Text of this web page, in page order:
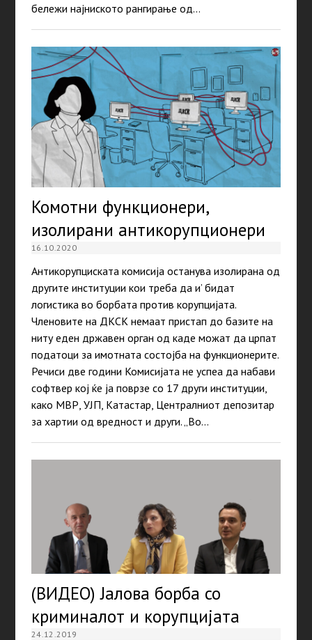
бележи најниското рангирање од…
Комотни функционери,
изолирани антикорупционери
16.10.2020
Антикорупциската комисија останува изолирана од
другите институции кои треба да и’ бидат
логистика во борбата против корупцијата.
Членовите на ДКСК немаат пристап до базите на
ниту еден државен орган од каде можат да црпат
податоци за имотната состојба на функционерите.
Речиси две години Комисијата не успеа да набави
софтвер кој ќе ја поврзе со 17 други институции,
како МВР, УЈП, Катастар, Централниот депозитар
за хартии од вредност и други. „Во…
(ВИДЕО) Јалова борба со
криминалот и корупцијата
24.12.2019